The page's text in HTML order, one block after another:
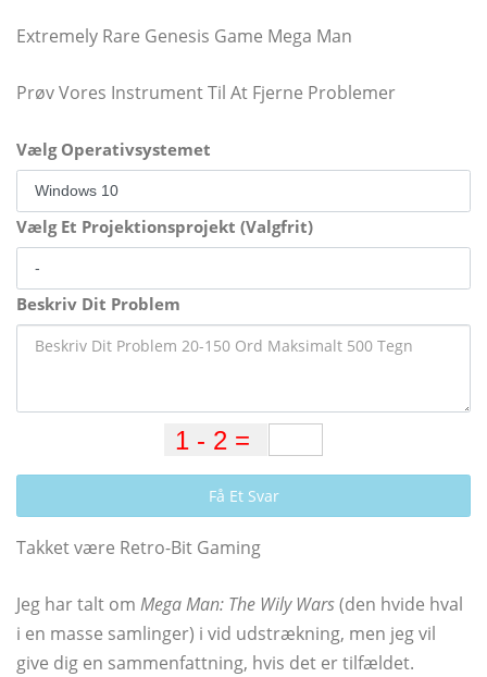
Extremely Rare Genesis Game Mega Man
Prøv Vores Instrument Til At Fjerne Problemer
Vælg Operativsystemet
Vælg Et Projektionsprojekt (Valgfrit)
Beskriv Dit Problem
Få Et Svar
Takket være Retro-Bit Gaming
Jeg har talt om Mega Man: The Wily Wars(den hvide hval
i en masse samlinger) i vid udstrækning, men jeg vil
give dig en sammenfattning, hvis det er tilfældet.